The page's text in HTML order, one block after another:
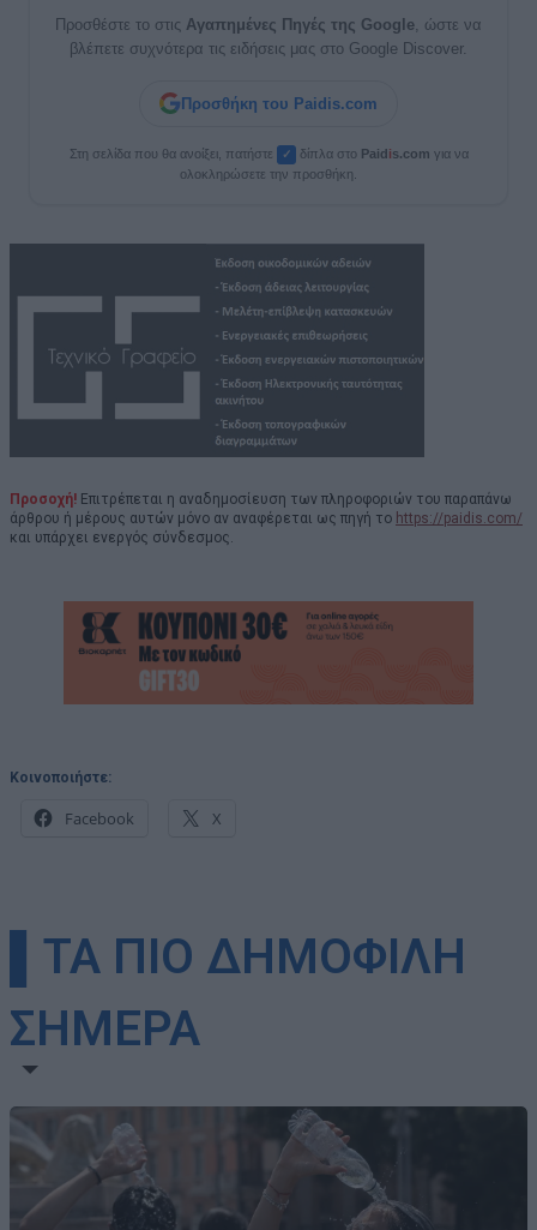
Προσθέστε το στις Αγαπημένες Πηγές της Google , ώστε να
βλέπετε συχνότερα τις ειδήσεις μας στο Google Discover.
Προσθήκη του Paidis.com
Στη σελίδα που θα ανοίξει, πατήστε ✓ δίπλα στο Paidis.com για να
ολοκληρώσετε την προσθήκη.
Προσοχή! Επιτρέπεται η αναδημοσίευση των πληροφοριών του παραπάνω
άρθρου ή μέρους αυτών μόνο αν αναφέρεται ως πηγή το https://paidis.com/
και υπάρχει ενεργός σύνδεσμος.
Κοινοποιήστε:
Facebook X
▌ΤΑ ΠΙΟ ΔΗΜΟΦΙΛΗ
ΣΗΜΕΡΑ